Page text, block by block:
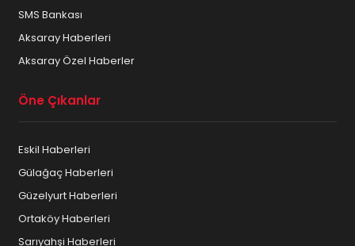
Aksaray Mobilya ve Beyaz eşya
Aksaray Mücevherat ve Gümüşçülük
Aksaray Muhasebeciler
Aksaray Muhtarları
Aksaray Organizasyon Firmaları
Aksaray Organize Sanayi
SMS Bankası
Aksaray Haberleri
Aksaray Özel Haberler
Öne Çıkanlar
Eskil Haberleri
Gülağaç Haberleri
Güzelyurt Haberleri
Ortaköy Haberleri
Sarıyahşi Haberleri